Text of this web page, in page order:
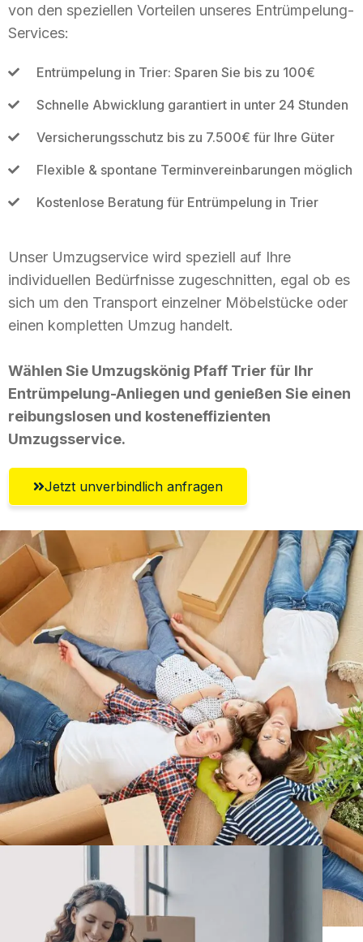
von den speziellen Vorteilen unseres Entrümpelung-
Services:
Entrümpelung in Trier: Sparen Sie bis zu 100€
Schnelle Abwicklung garantiert in unter 24 Stunden
Versicherungsschutz bis zu 7.500€ für Ihre Güter
Flexible & spontane Terminvereinbarungen möglich
Kostenlose Beratung für Entrümpelung in Trier
Unser Umzugservice wird speziell auf Ihre
individuellen Bedürfnisse zugeschnitten, egal ob es
sich um den Transport einzelner Möbelstücke oder
einen kompletten Umzug handelt.
Wählen Sie Umzugskönig Pfaff Trier für Ihr
Entrümpelung-Anliegen und genießen Sie einen
reibungslosen und kosteneffizienten
Umzugsservice.
Jetzt unverbindlich anfragen